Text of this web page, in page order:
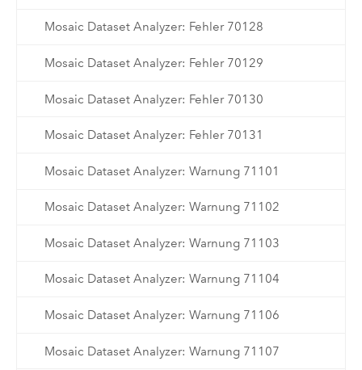
Mosaic Dataset Analyzer: Fehler 70128
Mosaic Dataset Analyzer: Fehler 70129
Mosaic Dataset Analyzer: Fehler 70130
Mosaic Dataset Analyzer: Fehler 70131
Mosaic Dataset Analyzer: Warnung 71101
Mosaic Dataset Analyzer: Warnung 71102
Mosaic Dataset Analyzer: Warnung 71103
Mosaic Dataset Analyzer: Warnung 71104
Mosaic Dataset Analyzer: Warnung 71106
Mosaic Dataset Analyzer: Warnung 71107